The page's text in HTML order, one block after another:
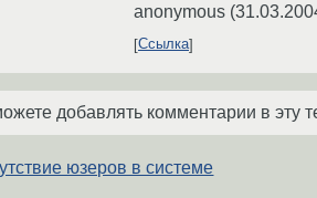
anonymous (
Ссылка
добавлять комментарии в эту
юзеров в системе